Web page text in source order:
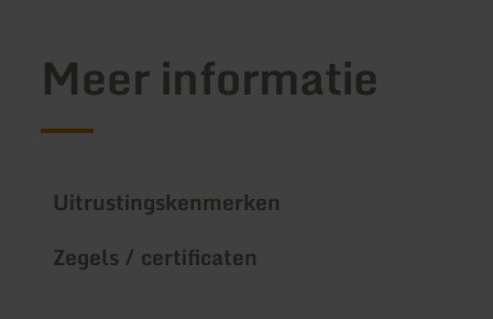
Meer informatie
Uitrustingskenmerken
Zegels / certificaten